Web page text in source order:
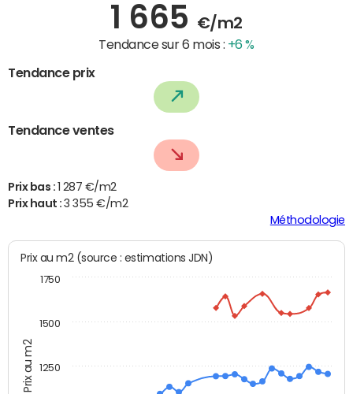
1 665 €/m2
Tendance sur 6 mois : +6 %
Tendance prix
Tendance ventes
Prix bas :
1 287 €/m2
Prix haut :3 355 €/m2
Méthodologie
Prix au m2
Prix au m2 (source : estimations JDN)
1250
1500
1750